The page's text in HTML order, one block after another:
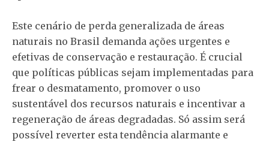
Este cenário de perda generalizada de áreas
naturais no Brasil demanda ações urgentes e
efetivas de conservação e restauração. É crucial
que políticas públicas sejam implementadas para
frear o desmatamento, promover o uso
sustentável dos recursos naturais e incentivar a
regeneração de áreas degradadas. Só assim será
possível reverter esta tendência alarmante e